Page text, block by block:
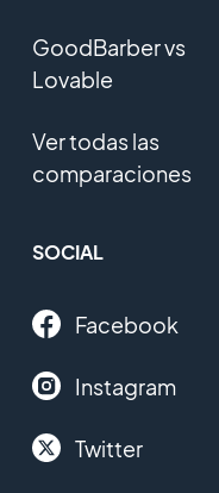
GoodBarber vs
Lovable
Ver todas las
comparaciones
SOCIAL
Facebook
Instagram
Twitter